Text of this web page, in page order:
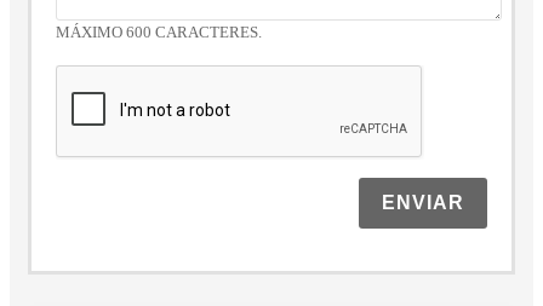
MÁXIMO 600 CARACTERES.
ENVIAR